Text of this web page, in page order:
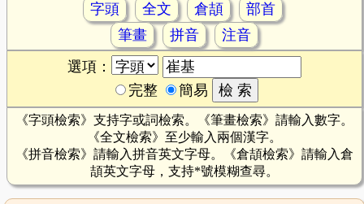
字頭 全文 倉頡
部首
筆畫
拼音
注音
選項：
完整
簡易
《字頭檢索》支持字或詞檢索。《筆畫檢索》請輸入數字。
《全文檢索》至少輸入兩個漢字。
《拼音檢索》請輸入拼音英文字母。《倉頡檢索》請輸入倉
頡英文字母，支持*號模糊查尋。